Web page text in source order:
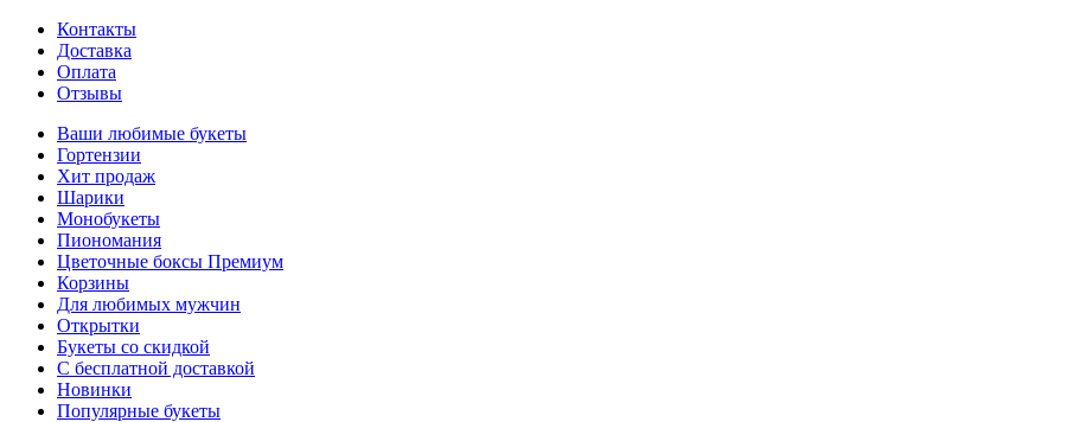
Контакты
Доставка
Оплата
Отзывы
Ваши любимые букеты
Гортензии
Хит продаж
Шарики
Монобукеты
Пиономания
Цветочные боксы Премиум
Корзины
Для любимых мужчин
Открытки
Букеты со скидкой
С бесплатной доставкой
Новинки
Популярные букеты